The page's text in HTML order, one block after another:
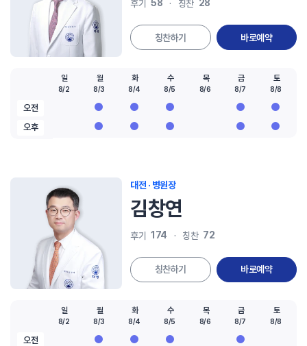
후기 58 칭찬 28
칭찬하기 바로예약
오전
오후
일
8/2
월
8/3
화
8/4
수
8/5
목
8/6
금
8/7
토
8/8
대전 · 병원장
김창연
후기 174 칭찬 72
칭찬하기 바로예약
오전
일
8/2
월
8/3
화
8/4
수
8/5
목
8/6
금
8/7
토
8/8